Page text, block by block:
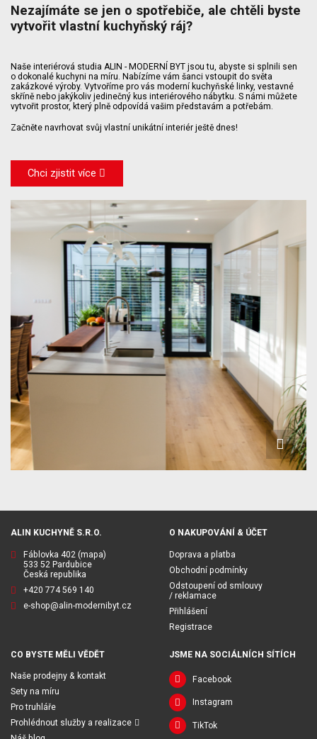
Nezajímáte se jen o spotřebiče, ale chtěli byste
vytvořit vlastní kuchyňský ráj?
Naše interiérová studia ALIN - MODERNÍ BYT jsou tu, abyste si splnili sen
o dokonalé kuchyni na míru. Nabízíme vám šanci vstoupit do světa
zakázkové výroby. Vytvoříme pro vás moderní kuchyňské linky, vestavné
skříně nebo jakýkoliv jedinečný kus interiérového nábytku. S námi můžete
vytvořit prostor, který plně odpovídá vašim představám a potřebám.
Začněte navrhovat svůj vlastní unikátní interiér ještě dnes!
Chci zjistit více
ALIN KUCHYNĚ S.R.O.
Fáblovka 402 (mapa)
533 52 Pardubice
Česká republika
+420 774 569 140
e-shop@alin-modernibyt.cz
O NAKUPOVÁNÍ & ÚČET
Doprava a platba
Obchodní podmínky
Odstoupení od smlouvy
/ reklamace
Přihlášení
Registrace
CO BYSTE MĚLI VĚDĚT
Naše prodejny & kontakt
Sety na míru
Pro truhláře
Prohlédnout služby a realizace
JSME NA SOCIÁLNÍCH SÍTÍCH
Facebook
Instagram
TikTok